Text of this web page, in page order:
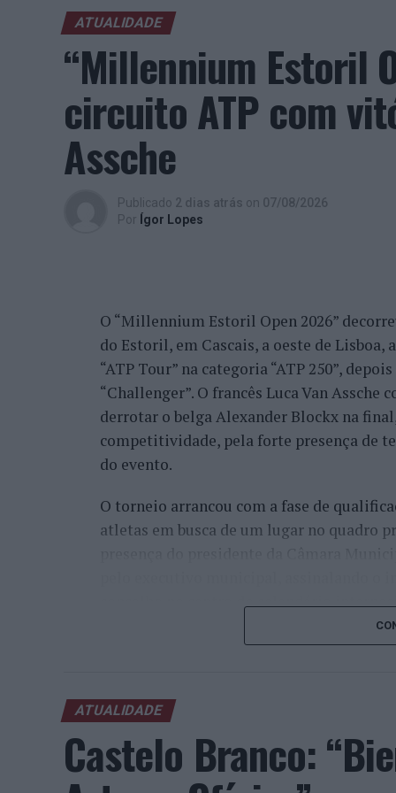
provoque mudanças genéticas na espécie
resposta às experiências.
“O principal desafio é preservar a
pela abundância de informações e pela
humano permanece, mas o seu
Ígor Lopes
ATUALIDADE
“Millennium Estoril
circuito ATP com
Assche
Publicado 2 dias atrás on 07/08/2026
Por Ígor Lopes
O “Millennium Estoril Open 2026”
do Estoril, em Cascais, a oeste de
“ATP Tour” na categoria “ATP 250”,
“Challenger”. O francês Luca Van
derrotar o belga Alexander Blockx na
competitividade, pela forte presença de
do evento.
O torneio arrancou com a fase de
atletas em busca de um lugar no quadro
concelho no centro do calendário
Apesar das desistências de última hora
pelo italiano Luciano Darderi, pelo
Um dos momentos mais aguardados da
Wawrinka ao Estoril, integrado na
torneios do Grand Slam.
ATUALIDADE
Castelo Branco: